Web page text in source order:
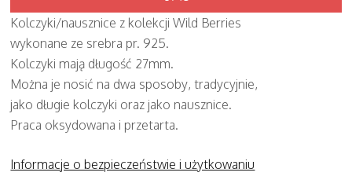
Kolczyki/nausznice z kolekcji Wild Berries
wykonane ze srebra pr. 925.
Kolczyki mają długość 27mm.
Można je nosić na dwa sposoby, tradycyjnie,
jako długie kolczyki oraz jako nausznice.
Praca oksydowana i przetarta.
Informacje o bezpieczeństwie i użytkowaniu